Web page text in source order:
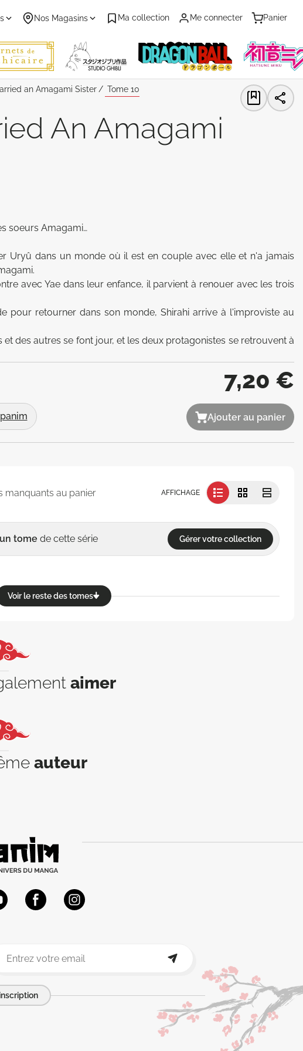
Nos Magasins Ma collection Me connecter Panier
an Amagami Sister Tome 10
An Amagami
soeurs Amagami…
Uryû dans un monde où il est en couple avec elle et n'a jamais
avec Yae dans leur enfance, il parvient à renouer avec les trois
pour retourner dans son monde, Shirahi arrive à l'improviste au
et des autres se font jour, et les deux protagonistes se retrouvent à
7,20 €
Ajouter au panier
manquants au panier AFFICHAGE
tome de cette série Gérer votre collection
Voir le reste des tomes
aimer
auteur